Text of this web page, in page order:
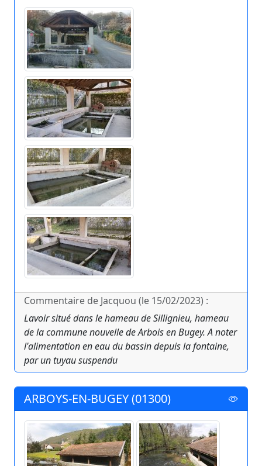
Commentaire de Jacquou (le 15/02/2023) :
Lavoir situé dans le hameau de Sillignieu, hameau
de la commune nouvelle de Arbois en Bugey. A noter
l'alimentation en eau du bassin depuis la fontaine,
par un tuyau suspendu
ARBOYS-EN-BUGEY (01300)